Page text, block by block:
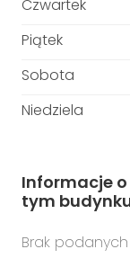
Czwartek
Piątek
Sobota
Niedziela
Informacje
tym
Brak